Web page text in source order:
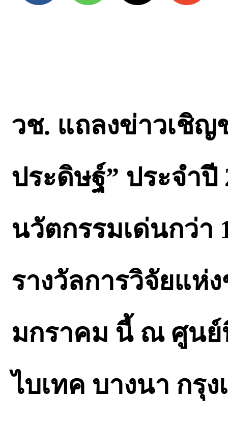
วช. แถลงข่าวเชิญ
ประดิษฐ์” ประจำปี
นวัตกรรมเด่นกว่า
รางวัลการวิจัยแห่
มกราคม นี้ ณ ศูนย์
ไบเทค บางนา กรุง